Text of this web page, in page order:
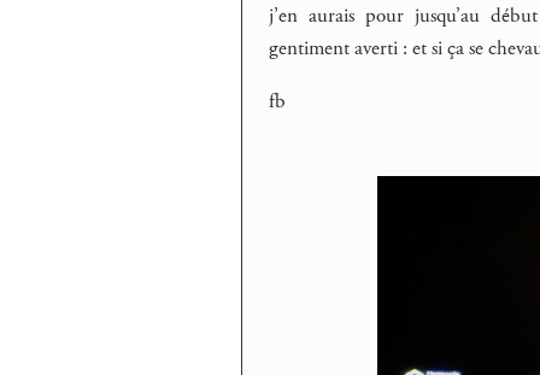
j’en aurais pour jusqu’au
gentiment averti : et si ça se
fb